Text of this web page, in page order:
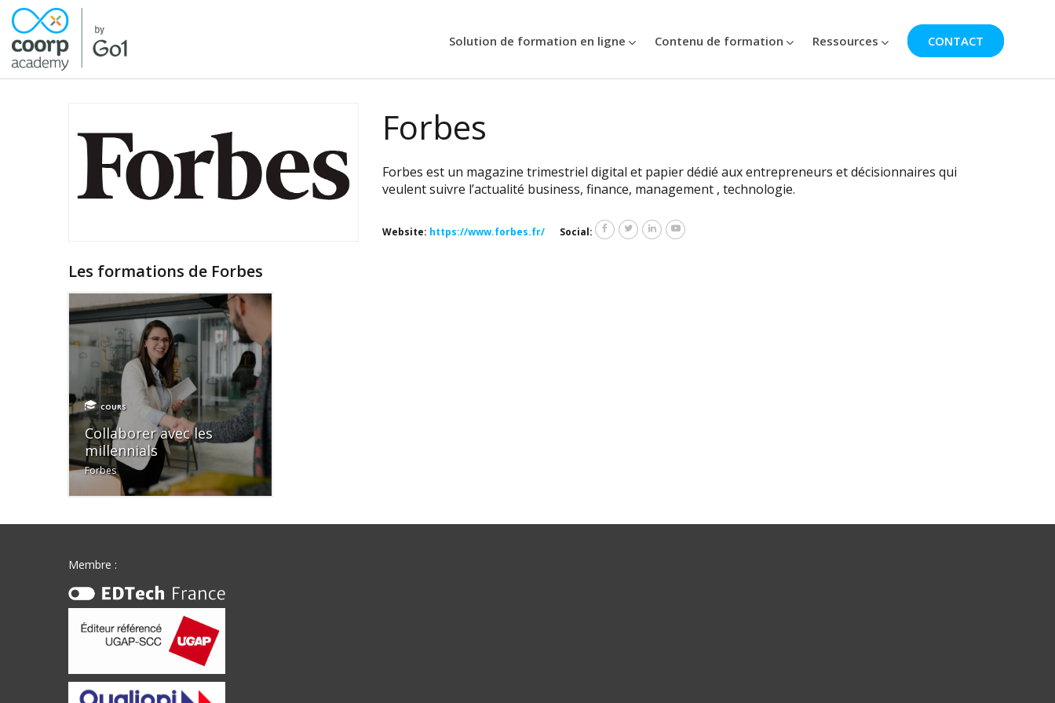
Solution de formation en ligne Contenu de formation Ressources CONTACT
Forbes
Forbes est un magazine trimestriel digital et papier dédié aux entrepreneurs et décisionnaires qui
veulent suivre l’actualité business, finance, management , technologie.
Website: https://www.forbes.fr/ Social:
Les formations de Forbes
COURS
Collaborer avec les
millennials
Forbes
Membre :